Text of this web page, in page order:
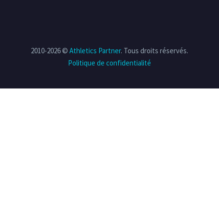
2010-2026 © Athletics Partner. Tous droits réservés.
Politique de confidentialité